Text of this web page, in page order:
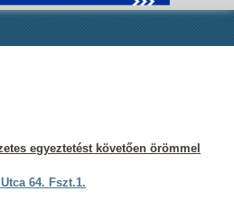
egyeztetést követően örömmel
64. Fszt.1.